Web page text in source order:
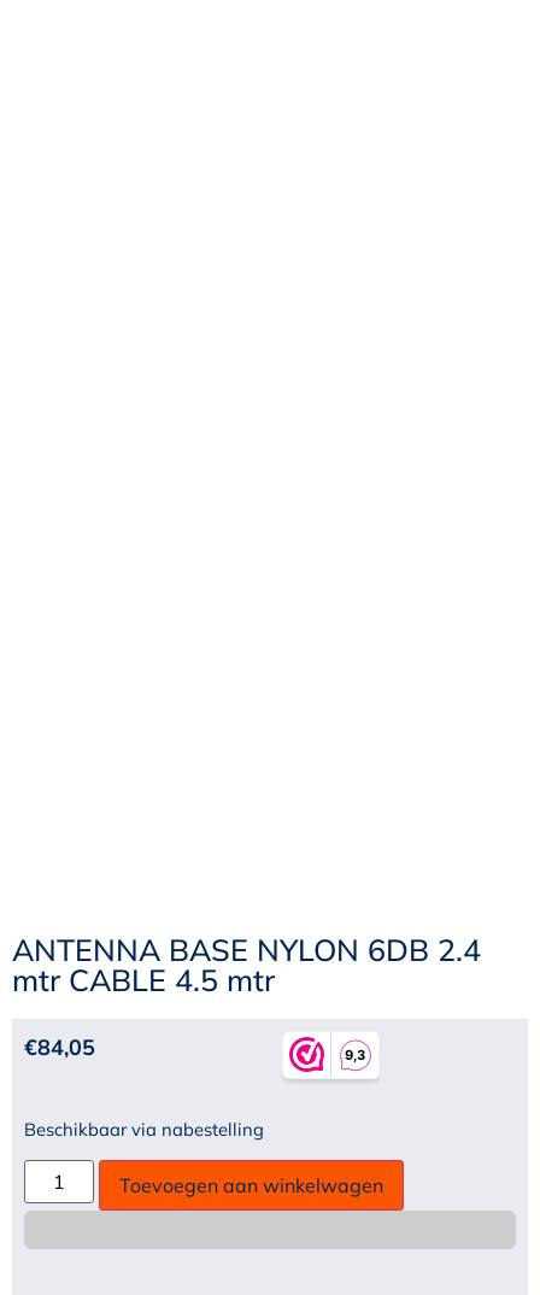
ANTENNA BASE NYLON 6DB 2.4
mtr CABLE 4.5 mtr
€84,05
Beschikbaar via nabestelling
Toevoegen aan winkelwagen